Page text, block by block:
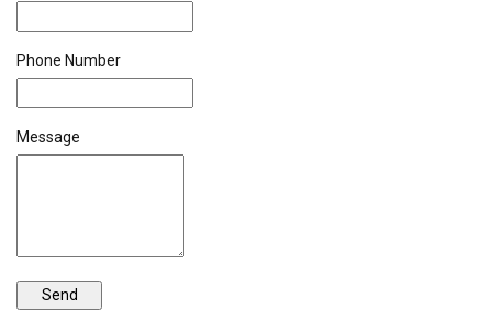
Phone Number
Message